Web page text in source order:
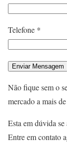
Telefone *
Não fique sem o
mercado a mais
Esta em dúvida
Entre em contato